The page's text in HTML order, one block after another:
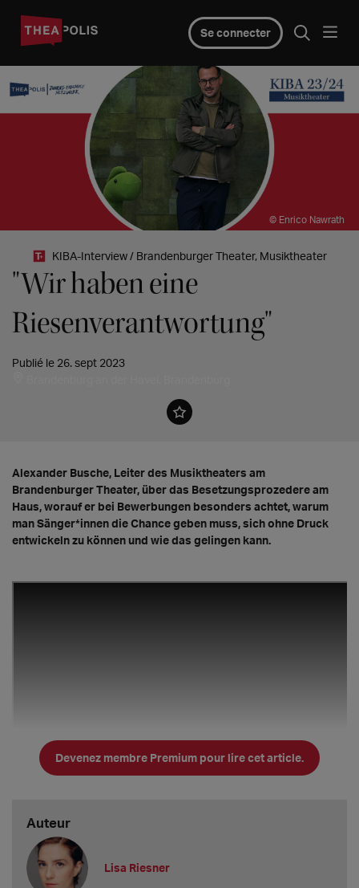
Se connecter
© Enrico Nawrath
KIBA-Interview / Brandenburger Theater, Musiktheater
"Wir haben eine
Riesenverantwortung"
Publié le 26. sept 2023
Alexander Busche, Leiter des Musiktheaters am
Brandenburger Theater, über das Besetzungsprozedere am
Haus, worauf er bei Bewerbungen besonders achtet, warum
man Sänger*innen die Chance geben muss, sich ohne Druck
entwickeln zu können und wie das gelingen kann.
Devenez membre Premium pour lire cet article.
Auteur
Lisa Riesner